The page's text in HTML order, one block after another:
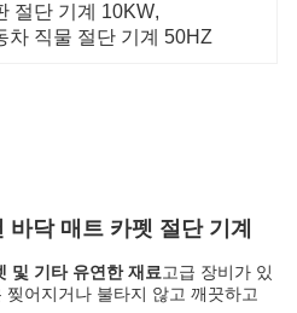
절단 기계 10KW,
차 직물 절단 기계 50HZ
닥 매트 카펫 절단 기계
및 기타 유연한 재료고급 장비가 있
찢어지거나 불타지 않고 깨끗하고